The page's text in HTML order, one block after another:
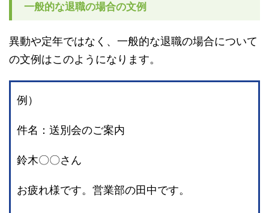
一般的な退職の場合の文例
異動や定年ではなく、一般的な退職の場合について
の文例はこのようになります。
例）
件名：送別会のご案内
鈴木〇〇さん
お疲れ様です。営業部の田中です。